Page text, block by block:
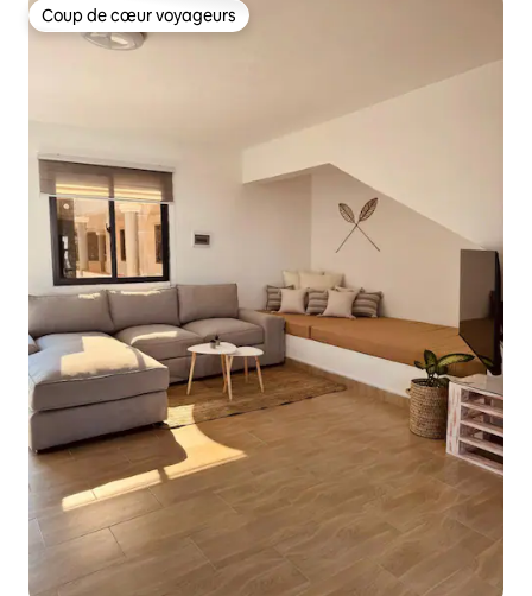
Coup de cœur voyageurs
Coup de cœur voyageurs